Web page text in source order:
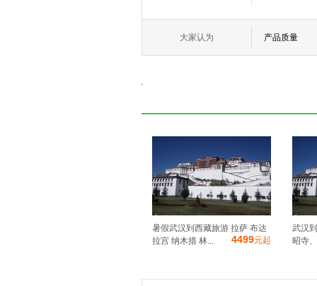
大家认为 产品质量
暑假武汉到西藏旅游 拉萨 布达
拉宫 纳木措 林...
4499元起
武汉
昭寺